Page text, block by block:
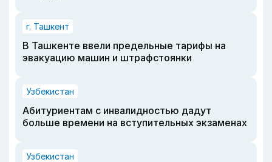
г. Ташкент
В Ташкенте ввели предельные тарифы на
эвакуацию машин и штрафстоянки
Узбекистан
Абитуриентам с инвалидностью дадут
больше времени на вступительных экзаменах
Узбекистан